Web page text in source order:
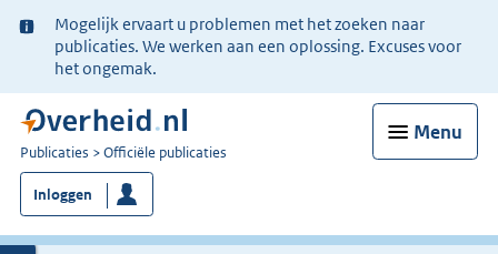
Ter
informatie:
Mogelijk ervaart u problemen met het zoeken naar
publicaties. We werken aan een oplossing. Excuses voor
het ongemak.
Menu
U
bent
nu
hier:
Publicaties Officiële publicaties
Inloggen